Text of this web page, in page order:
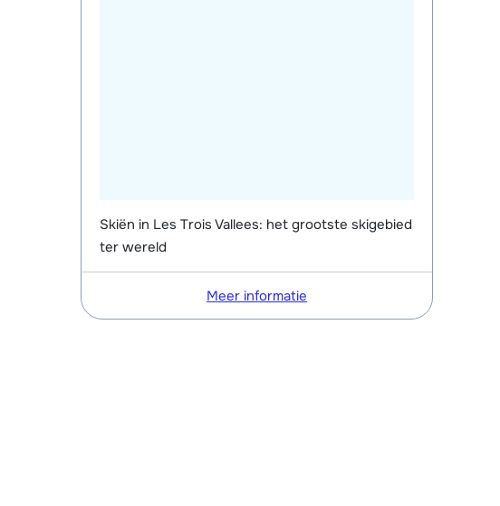
Skiën in Les Trois Vallees: het grootste skigebied
ter wereld
Meer informatie